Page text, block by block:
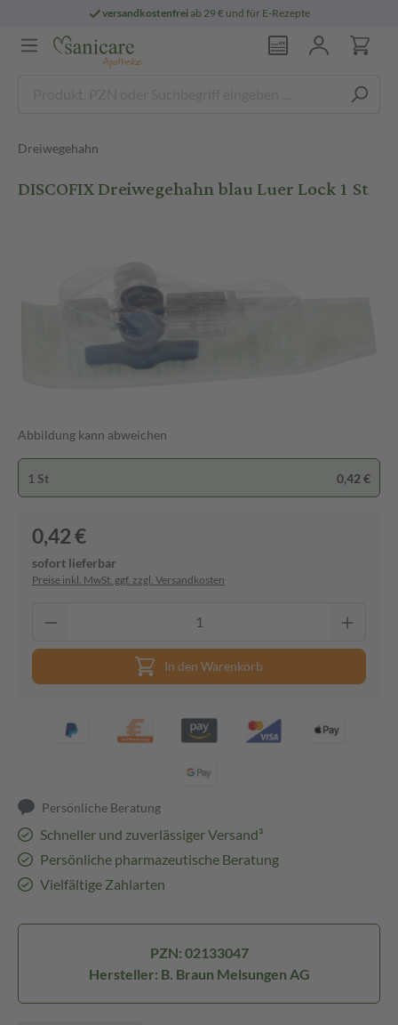
versandkostenfreiab 29 € und für E-Rezepte
Dreiwegehahn
DISCOFIX Dreiwegehahn blau Luer Lock 1 St
Abbildung kann abweichen
1 St 0,42 €
0,42 €
sofort lieferbar
Preise inkl. MwSt. ggf. zzgl. Versandkosten
In den Warenkorb
Persönliche Beratung
Schneller und zuverlässiger Versand³
Persönliche pharmazeutische Beratung
Vielfältige Zahlarten
PZN: 02133047
Hersteller: B. Braun Melsungen AG